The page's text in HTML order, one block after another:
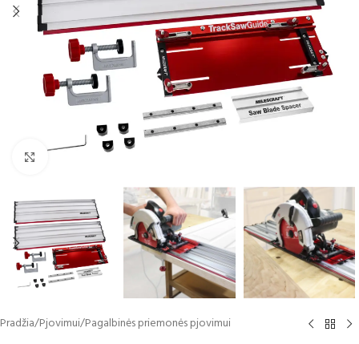
Click to enlarge
Pradžia/Pjovimui/Pagalbinės priemonės pjovimui